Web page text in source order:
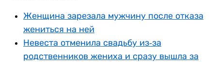
Женщина зарезала мужчину после отказа
жениться на ней
Невеста отменила свадьбу из-за
родственников жениха и сразу вышла за